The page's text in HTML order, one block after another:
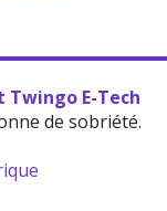
Twingo E-Tech
de sobriété.